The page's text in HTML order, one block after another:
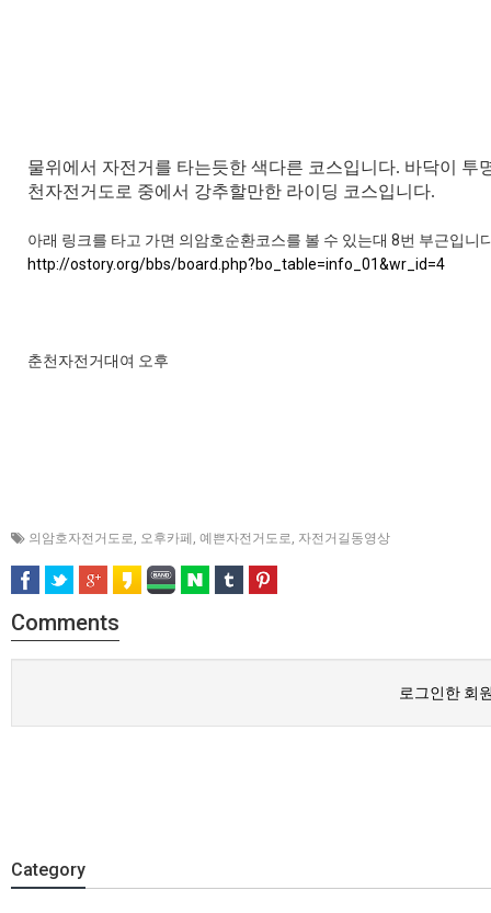
물위에서 자전거를 타는듯한 색다른 코스입니다. 바닥이
천자전거도로 중에서 강추할만한 라이딩 코스입니다.
아래 링크를 타고 가면 의암호순환코스를 볼 수 있는대 8번 부근입니
http://ostory.org/bbs/board.php?bo_table=info_01&wr_id=4
춘천자전거대여 오후
의암호자전거도로, 오후카페 , 예쁜자전거도로, 자전거길동영상
Comments
로그인한 회
Category